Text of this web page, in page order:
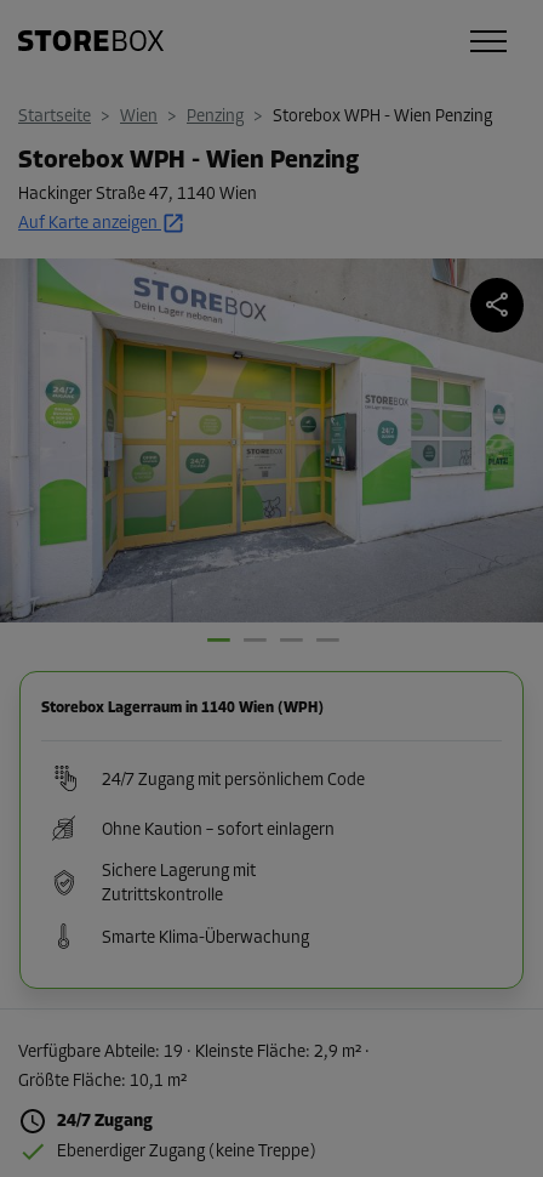
Startseite > Wien > Penzing > Storebox WPH - Wien Penzing
Storebox WPH - Wien Penzing
Hackinger Straße 47, 1140 Wien
Auf Karte anzeigen
Storebox Lagerraum in 1140 Wien (WPH)
24/7 Zugang mit persönlichem Code
Ohne Kaution – sofort einlagern
Sichere Lagerung mit
Zutrittskontrolle
Smarte Klima-Überwachung
Verfügbare Abteile: 19 · Kleinste Fläche: 2,9 m² ·
Größte Fläche: 10,1 m²
24/7 Zugang
Ebenerdiger Zugang (keine Treppe)